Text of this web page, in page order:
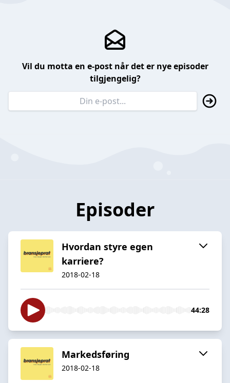
Vil du motta en e-post når det er nye episoder
tilgjengelig?
Episoder
Hvordan styre egen
karriere?
2018-02-18
44:28
Markedsføring
2018-02-18